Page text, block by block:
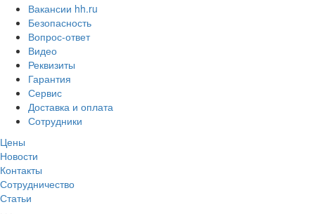
Вакансии hh.ru
Безопасность
Вопрос-ответ
Видео
Реквизиты
Гарантия
Сервис
Доставка и оплата
Сотрудники
Цены
Новости
Контакты
Сотрудничество
Статьи